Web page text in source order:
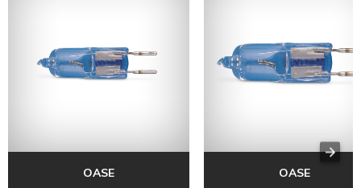
OASE
OASE